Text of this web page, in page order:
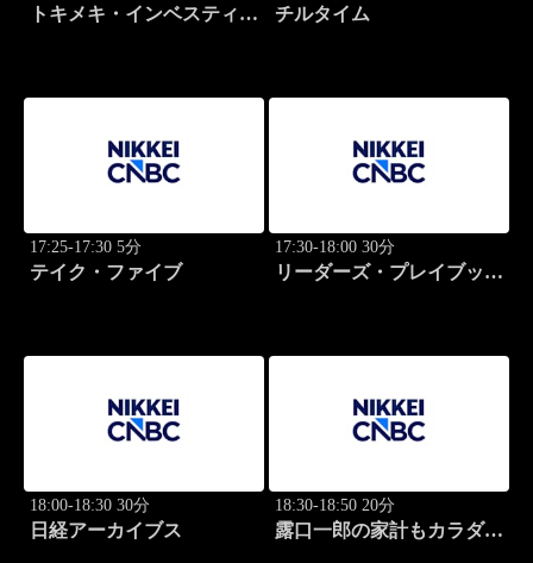
トキメキ・インベスティン
チルタイム
17:25-17:30 5分
テイク・ファイブ
17:30-18:00 30分
リーダーズ・プレイブック
18:00-18:30 30分
日経アーカイブス
18:30-18:50 20分
露口一郎の家計もカラダも